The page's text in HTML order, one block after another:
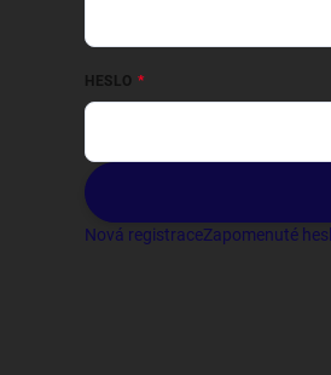
HESLO
Nová registraceZapomenuté